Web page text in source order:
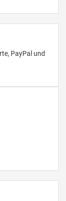
PayPal und